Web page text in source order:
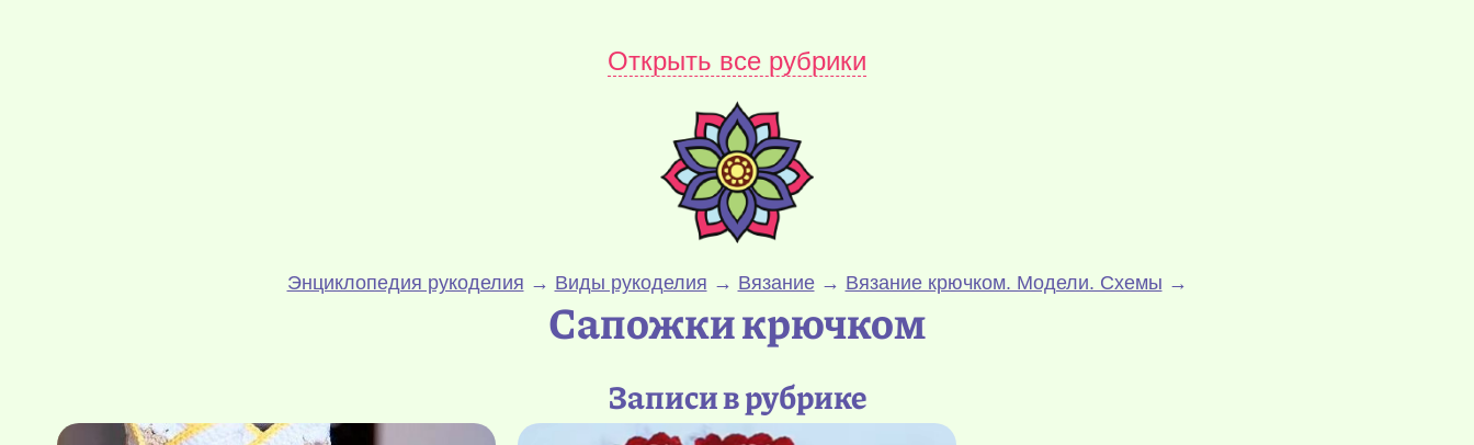
Открыть все рубрики
Энциклопедия рукоделия → Виды рукоделия → Вязание→ Вязание крючком. Модели. Схемы →
Сапожки крючком
Записи в рубрике